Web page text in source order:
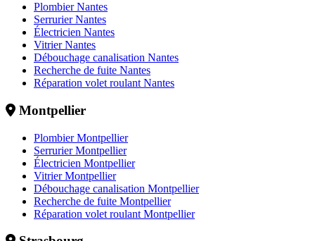
Plombier Nantes
Serrurier Nantes
Électricien Nantes
Vitrier Nantes
Débouchage canalisation Nantes
Recherche de fuite Nantes
Réparation volet roulant Nantes
Montpellier
Plombier Montpellier
Serrurier Montpellier
Électricien Montpellier
Vitrier Montpellier
Débouchage canalisation Montpellier
Recherche de fuite Montpellier
Réparation volet roulant Montpellier